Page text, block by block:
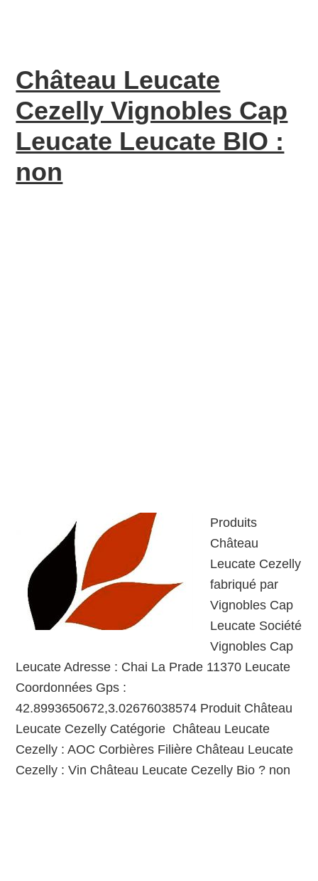
Château Leucate
Cezelly Vignobles Cap
Leucate Leucate BIO :
non
Produits
Château
Leucate Cezelly
fabriqué par
Vignobles Cap
Leucate Société
Vignobles Cap
Leucate Adresse : Chai La Prade 11370 Leucate
Coordonnées Gps :
42.8993650672,3.02676038574 Produit Château
Leucate Cezelly Catégorie Château Leucate
Cezelly : AOC Corbières Filière Château Leucate
Cezelly : Vin Château Leucate Cezelly Bio ? non